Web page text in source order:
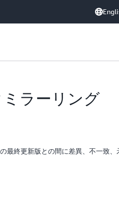
ラーリング
最終更新版との間に差異、不一致